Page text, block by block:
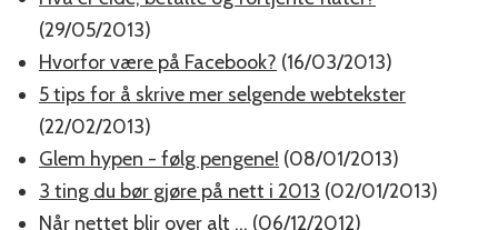
(29/05/2013)
Hvorfor være på Facebook? (16/03/2013)
5 tips for å skrive mer selgende webtekster
(22/02/2013)
Glem hypen - følg pengene! (08/01/2013)
3 ting du bør gjøre på nett i 2013 (02/01/2013)
Når nettet blir over alt ... (06/12/2012)